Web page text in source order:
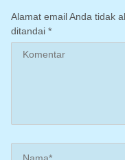
Alamat email Anda tidak
ditandai *